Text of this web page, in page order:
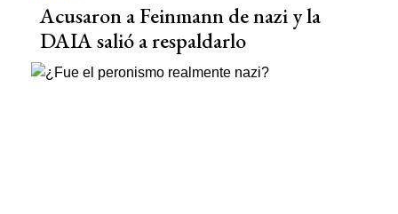
Acusaron a Feinmann de nazi y la
DAIA salió a respaldarlo